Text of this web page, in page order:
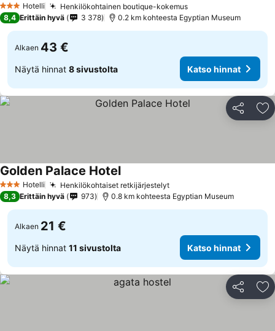
3 Tähtiluokitus
Hotelli Henkilökohtainen boutique-kokemus
8,4 Erittäin hyvä 3 378 0.2 km kohteesta Egyptian Museum
Alkaen 43 €
Näytä hinnat 8 sivustolta Katso hinnat
Jaa
3 Tähtiluokitus
Hotelli Henkilökohtaiset retkijärjestelyt
Golden Palace Hotel
8,3 Erittäin hyvä 973 0.8 km kohteesta Egyptian Museum
Alkaen 21 €
Näytä hinnat 11 sivustolta Katso hinnat
Jaa